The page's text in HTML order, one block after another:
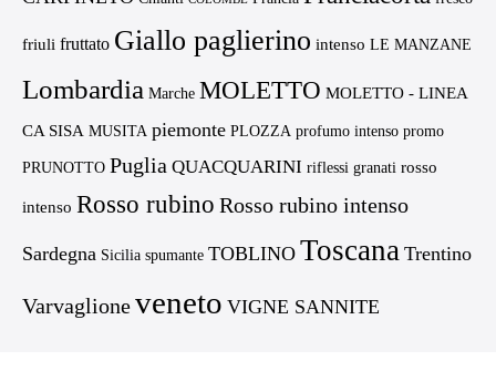
friuli fruttato Giallo paglierino intenso LE MANZANE
Lombardia Marche MOLETTO MOLETTO - LINEA
CA SISA MUSITA piemonte PLOZZA profumo intenso promo
PRUNOTTO Puglia QUACQUARINI riflessi granati rosso
intenso Rosso rubino Rosso rubino intenso
Sardegna Sicilia spumante TOBLINO Toscana Trentino
Varvaglioneveneto VIGNE SANNITE